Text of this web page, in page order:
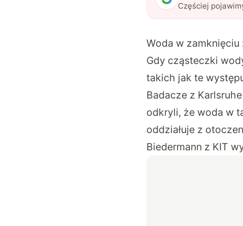
Częściej
Woda w zamknięciu
Gdy cząsteczki
takich jak te
Badacze z
odkryli, że woda w
oddziałuje z
Biedermann z KIT